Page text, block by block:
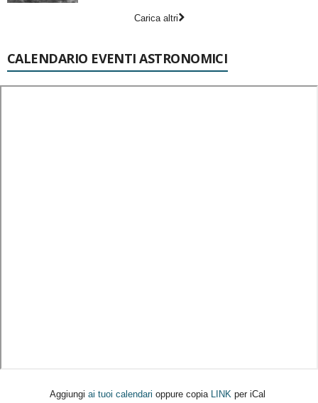
Carica altri
CALENDARIO EVENTI ASTRONOMICI
Aggiungi ai tuoi calendari oppure copia LINK per iCal